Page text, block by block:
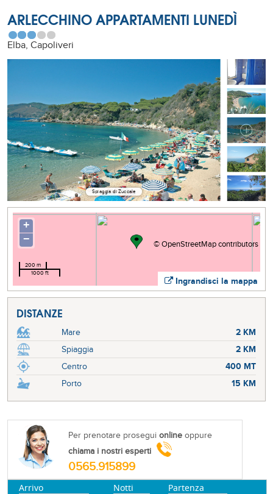
ARLECCHINO APPARTAMENTI LUNEDÌ
Elba, Capoliveri
Spiaggia di Zuccale
Ingrandisci la mappa
+
−
©OpenStreetMapcontributors
200 m
1000 ft
DISTANZE
Mare
2 KM
Spiaggia
2 KM
Centro
400 MT
Porto
15 KM
Per prenotare proseguionline oppure
chiama i nostri esperti
0565.915899
Arrivo Notti Partenza